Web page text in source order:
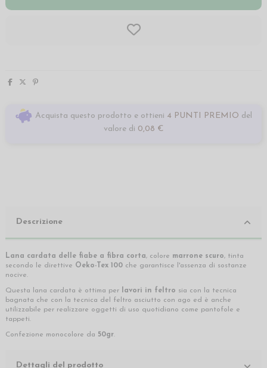
Acquista questo prodotto e ottieni 4 PUNTI PREMIO del
valore di 0,08 €
Descrizione
Lana cardata delle fiabe a fibra corta, colore marrone scuro, tinta
secondo le direttive Oeko-Tex 100 che garantisce l'assenza di sostanze
nocive.
Questa lana cardata è ottima per lavori in feltro sia con la tecnica
bagnata che con la tecnica del feltro asciutto con ago ed è anche
utilizzabile per realizzare oggetti di uso quotidiano come pantofole e
tappeti.
Confezione monocolore da 50gr.
Dettagli del prodotto